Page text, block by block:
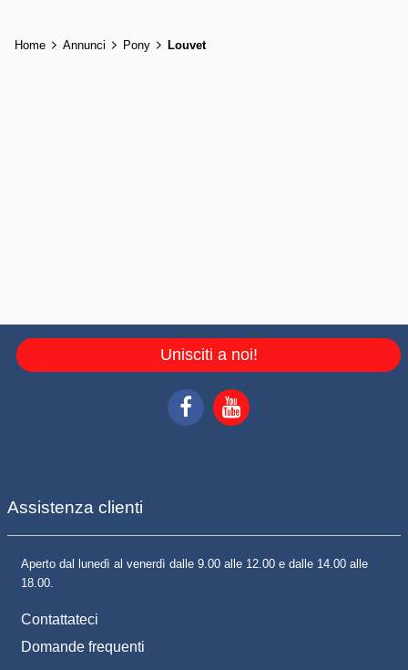
Home Annunci Pony Louvet
Unisciti a noi!
Assistenza clienti
Aperto dal lunedì al venerdì dalle 9.00 alle 12.00 e dalle 14.00 alle
18.00.
Contattateci
Domande frequenti